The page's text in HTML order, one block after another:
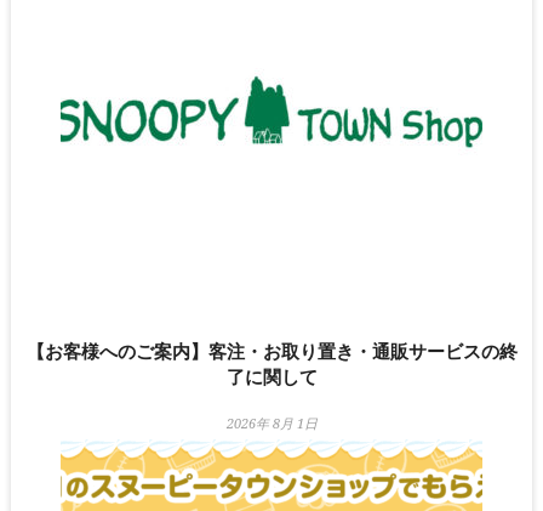
【お客様へのご案内】客注・お取り置き・通販サービスの終
了に関して
2026年 8月 1日